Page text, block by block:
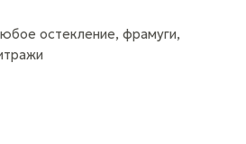
остекление, фрамуги,